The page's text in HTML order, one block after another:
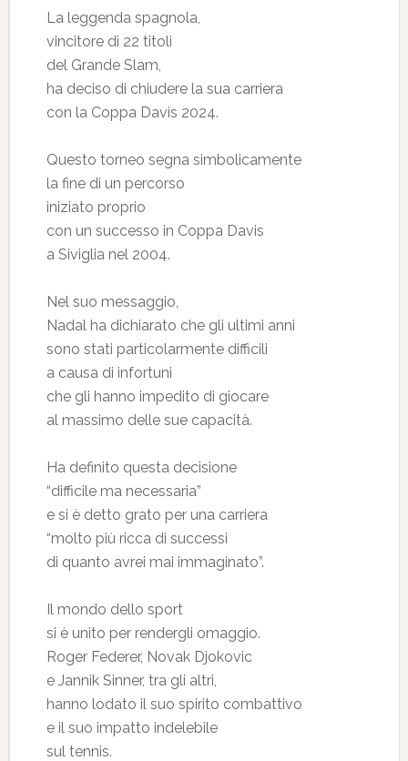
La leggenda spagnola,
vincitore di 22 titoli
del Grande Slam,
ha deciso di chiudere la sua carriera
con la Coppa Davis 2024.
Questo torneo segna simbolicamente
la fine di un percorso
iniziato proprio
con un successo in Coppa Davis
a Siviglia nel 2004.
Nel suo messaggio,
Nadal ha dichiarato che gli ultimi anni
sono stati particolarmente difficili
a causa di infortuni
che gli hanno impedito di giocare
al massimo delle sue capacità.
Ha definito questa decisione
“difficile ma necessaria”
e si è detto grato per una carriera
“molto più ricca di successi
di quanto avrei mai immaginato”.
Il mondo dello sport
si è unito per rendergli omaggio.
Roger Federer, Novak Djokovic
e Jannik Sinner, tra gli altri,
hanno lodato il suo spirito combattivo
e il suo impatto indelebile
sul tennis.